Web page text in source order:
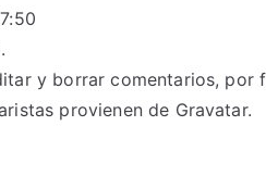
y borrar comentarios,
provienen de Gravatar.